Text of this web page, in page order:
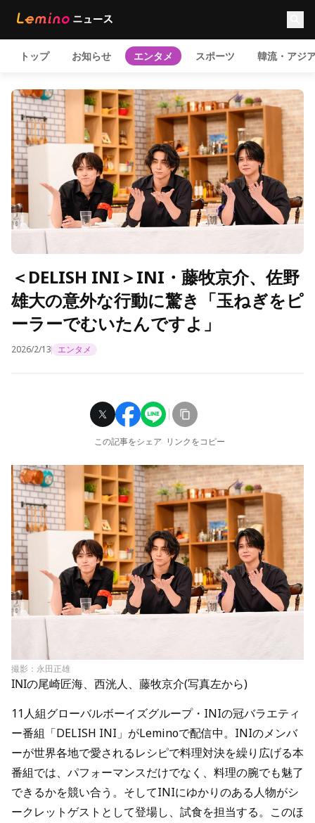
トップ お知らせ エンタメ スポーツ 韓流・アジ
＜DELISH INI＞INI・藤牧京介、佐野
雄大の意外な行動に驚き「玉ねぎをピ
ーラーでむいたんですよ」
2026/2/13 エンタメ
この記事をシェア リンクをコピー
撮影：永田正雄
INIの尾崎匠海、西洸人、藤牧京介(写真左から)
11人組グローバルボーイズグループ・INIの冠バラエティ
ー番組「DELISH INI」がLeminoで配信中。INIのメンバ
ーが世界各地で愛されるレシピで料理対決を繰り広げる本
番組では、パフォーマンスだけでなく、料理の腕でも魅了
できるかを競い合う。そしてINIにゆかりのある人物がシ
ークレットゲストとして登場し、試食を担当する。このほ